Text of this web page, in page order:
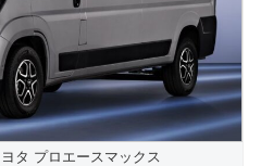
タ プロエースマックス